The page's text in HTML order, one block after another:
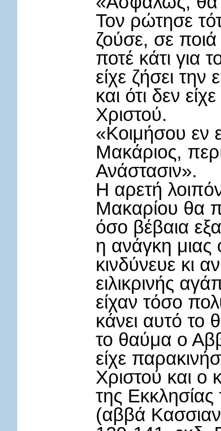
Τον ρώτησε
ζούσε, σε ποιά
ποτέ κάτι για
είχε ζήσει
και ότι δεν
Χριστού.
«Κοιμήσου εν
Μακάριος,
Ανάστασιν».
Η αρετή
Μακαρίου θα
όσο βέβαια
η ανάγκη μιας
κινδύνευε κι
ειλικρινής
είχαν τόσο
κάνει αυτό το
το θαύμα ο
είχε
Χριστού και ο
της
(αββά